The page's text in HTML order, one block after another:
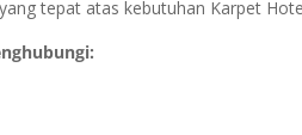
tepat atas kebutuhan Karpet